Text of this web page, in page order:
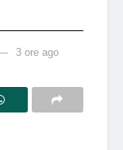
3 ore ago